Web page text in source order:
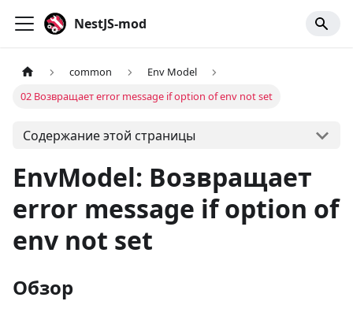
NestJS-mod
common
Env Model
02 Возвращает error message if option of env not set
Содержание этой страницы
EnvModel: Возвращает
error message if option of
env not set
Обзор